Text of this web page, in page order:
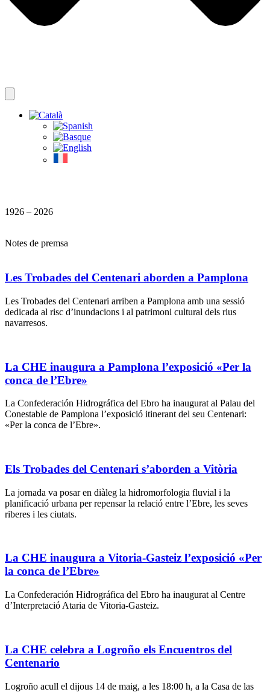
1926 – 2026
Notes de premsa
Les Trobades del Centenari aborden a Pamplona
Les Trobades del Centenari arriben a Pamplona amb una sessió
dedicada al risc d’inundacions i al patrimoni cultural dels rius
navarresos.
La CHE inaugura a Pamplona l’exposició «Per la
conca de l’Ebre»
La Confederación Hidrográfica del Ebro ha inaugurat al Palau del
Conestable de Pamplona l’exposició itinerant del seu Centenari:
«Per la conca de l’Ebre».
Els Trobades del Centenari s’aborden a Vitòria
La jornada va posar en diàleg la hidromorfologia fluvial i la
planificació urbana per repensar la relació entre l’Ebre, les seves
riberes i les ciutats.
La CHE inaugura a Vitoria-Gasteiz l’exposició «Per
la conca de l’Ebre»
La Confederación Hidrográfica del Ebro ha inaugurat al Centre
d’Interpretació Ataria de Vitoria-Gasteiz.
La CHE celebra a Logroño els Encuentros del
Centenario
Logroño acull el dijous 14 de maig, a les 18:00 h, a la Casa de las